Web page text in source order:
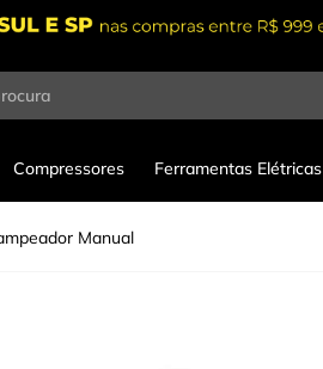
Compressores Ferramentas Elétricas
Manual